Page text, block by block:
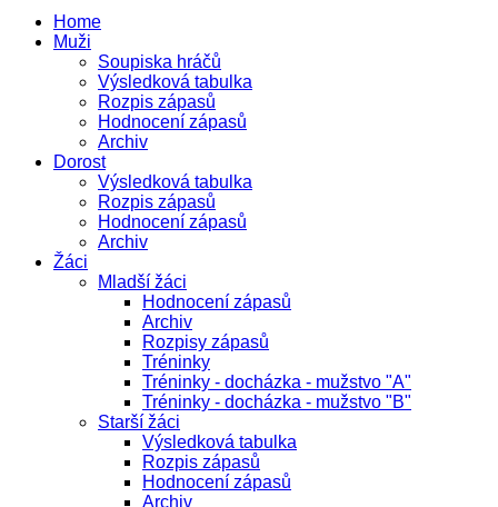
Home
Muži
Soupiska hráčů
Výsledková tabulka
Rozpis zápasů
Hodnocení zápasů
Archiv
Dorost
Výsledková tabulka
Rozpis zápasů
Hodnocení zápasů
Archiv
Žáci
Mladší žáci
Hodnocení zápasů
Archiv
Rozpisy zápasů
Tréninky
Tréninky - docházka - mužstvo "A"
Tréninky - docházka - mužstvo "B"
Starší žáci
Výsledková tabulka
Rozpis zápasů
Hodnocení zápasů
Archiv